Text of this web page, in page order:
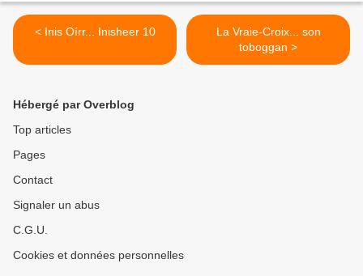
< Inis Oírr... Inisheer 10
La Vraie-Croix... son
toboggan >
Hébergé par Overblog
Top articles
Pages
Contact
Signaler un abus
C.G.U.
Cookies et données personnelles